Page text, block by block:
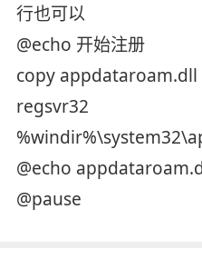
行也可以
@echo 开始注册
copy
regsvr32
@echo
@pause